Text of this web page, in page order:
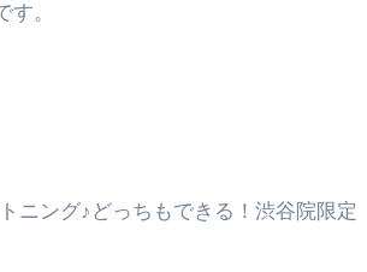
。
ニング♪ どっちもできる！渋谷院限定